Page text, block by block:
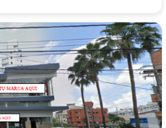
VER INMUEBLE